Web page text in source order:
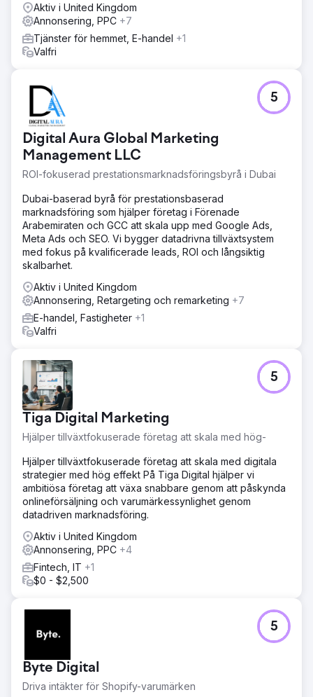
Aktiv i United Kingdom
Annonsering, PPC +7
Tjänster för hemmet, E-handel +1
Valfri
Digital Aura Global Marketing
Management LLC
ROI-fokuserad prestationsmarknadsföringsbyrå i Dubai
5
Dubai-baserad byrå för prestationsbaserad
marknadsföring som hjälper företag i Förenade
Arabemiraten och GCC att skala upp med Google Ads,
Meta Ads och SEO. Vi bygger datadrivna tillväxtsystem
med fokus på kvalificerade leads, ROI och långsiktig
skalbarhet.
Aktiv i United Kingdom
Annonsering, Retargeting och remarketing +7
E-handel, Fastigheter +1
Valfri
Tiga Digital Marketing
Hjälper tillväxtfokuserade företag att skala med hög-
5
Hjälper tillväxtfokuserade företag att skala med digitala
strategier med hög effekt På Tiga Digital hjälper vi
ambitiösa företag att växa snabbare genom att påskynda
onlineförsäljning och varumärkessynlighet genom
datadriven marknadsföring.
Aktiv i United Kingdom
Annonsering, PPC +4
Fintech, IT +1
$0 - $2,500
Byte Digital
Driva intäkter för Shopify-varumärken
5